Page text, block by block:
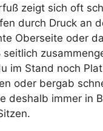
zeigt sich oft
durch Druck an
Oberseite oder
seitlich
im Stand noch
oder bergab
deshalb immer in